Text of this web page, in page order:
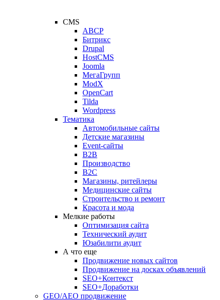
CMS
ABCP
Битрикс
Drupal
HostCMS
Joomla
МегаГрупп
ModX
OpenCart
Tilda
Wordpress
Тематика
Автомобильные сайты
Детские магазины
Event-сайты
B2B
Производство
B2C
Магазины, ритейлеры
Медицинские сайты
Строительство и ремонт
Красота и мода
Мелкие работы
Оптимизация сайта
Технический аудит
Юзабилити аудит
А что еще
Продвижение новых сайтов
Продвижение на досках объявлений
SEO+Контекст
SEO+Доработки
GEO/AEO продвижение